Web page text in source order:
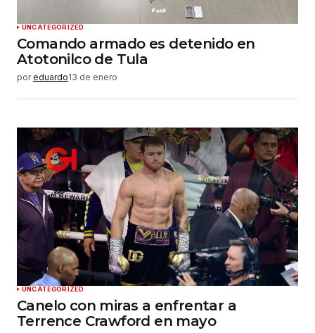
UNCATEGORIZED
Comando armado es detenido en
Atotonilco de Tula
por eduardo13 de enero
UNCATEGORIZED
Canelo con miras a enfrentar a
Terrence Crawford en mayo